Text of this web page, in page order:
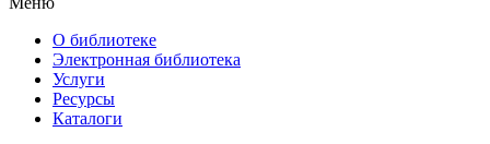
О библиотеке
Электронная библиотека
Услуги
Ресурсы
Каталоги